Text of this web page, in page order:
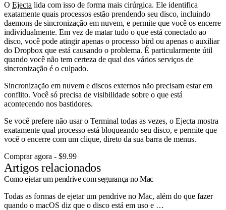
O Ejecta lida com isso de forma mais cirúrgica. Ele identifica
exatamente quais processos estão prendendo seu disco, incluindo
daemons de sincronização em nuvem, e permite que você os encerre
individualmente. Em vez de matar tudo o que está conectado ao
disco, você pode atingir apenas o processo bird ou apenas o auxiliar
do Dropbox que está causando o problema. É particularmente útil
quando você não tem certeza de qual dos vários serviços de
sincronização é o culpado.
Sincronização em nuvem e discos externos não precisam estar em
conflito. Você só precisa de visibilidade sobre o que está
acontecendo nos bastidores.
Se você prefere não usar o Terminal todas as vezes, o Ejecta mostra
exatamente qual processo está bloqueando seu disco, e permite que
você o encerre com um clique, direto da sua barra de menus.
Comprar agora - $9.99
Artigos relacionados
Como ejetar um pendrive com segurança no Mac
Todas as formas de ejetar um pendrive no Mac, além do que fazer
quando o macOS diz que o disco está em uso e …